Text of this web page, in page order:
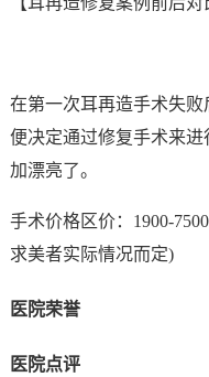
在第一次耳再造手术失败
便决定通过修复手术来
加漂亮了。
手术价格区价：1900-
求美者实际情况而定)
医院荣誉
医院点评